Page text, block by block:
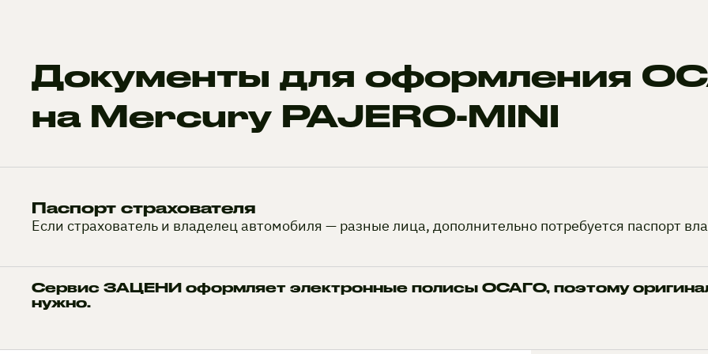
Документы для оформления
на Mercury PAJERO-MINI
Паспорт страхователя
Если страхователь и владелец автомобиля — разные лица, дополнительно потребуется паспорт
Сервис ЗАЦЕНИ оформляет электронные полисы ОСАГО, поэтому
нужно.